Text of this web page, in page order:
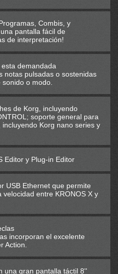
Combis, y
pantalla fácil de
de interpretación!
demandada
notas pulsadas o sostenidas
o modo.
de Korg, incluyendo
soporte general para
Korg nano series y
Editor y Plug-in Editor
USB Ethernet que permite
entre KRONOS X y
incorporan el excelente
Action.
una gran pantalla táctil 8''